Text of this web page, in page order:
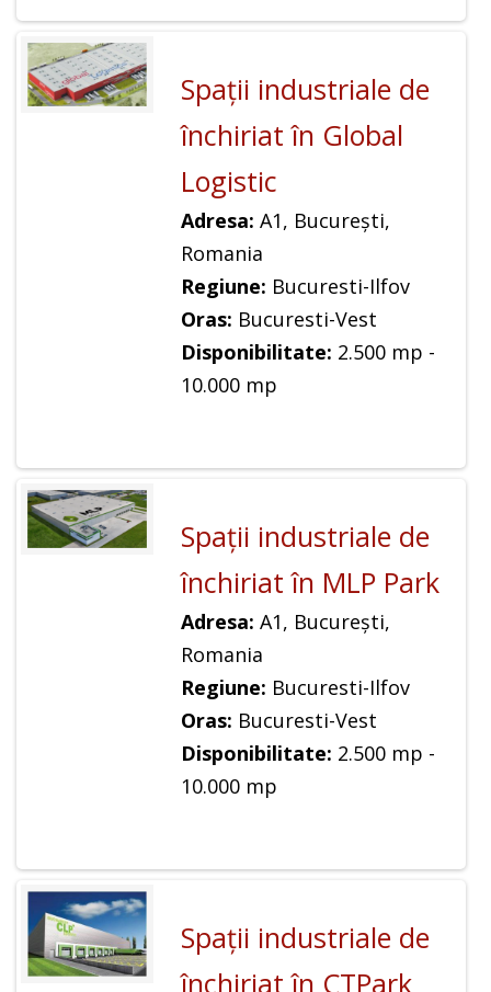
Spaţii industriale de
închiriat în Global
Logistic
Adresa: A1, București,
Romania
Regiune: Bucuresti-Ilfov
Oras: Bucuresti-Vest
Disponibilitate: 2.500 mp -
10.000 mp
Spaţii industriale de
închiriat în MLP Park
Adresa: A1, București,
Romania
Regiune: Bucuresti-Ilfov
Oras: Bucuresti-Vest
Disponibilitate: 2.500 mp -
10.000 mp
Spaţii industriale de
închiriat în CTPark